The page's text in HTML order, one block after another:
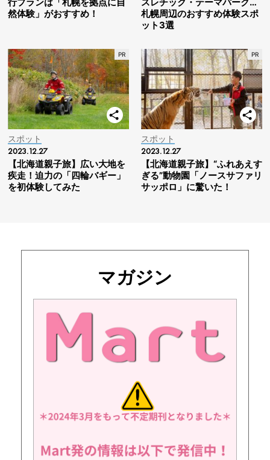
然体験」がおすすめ！
札幌周辺のおすすめ体験スポ
ット3選
スポット
2023.12.27
【北海道親子旅】広い大地を
疾走！迫力の「四輪バギー」
を初体験してみた
スポット
2023.12.27
【北海道親子旅】“ふれあえす
ぎる”動物園「ノースサファリ
サッポロ」に驚いた！
マガジン